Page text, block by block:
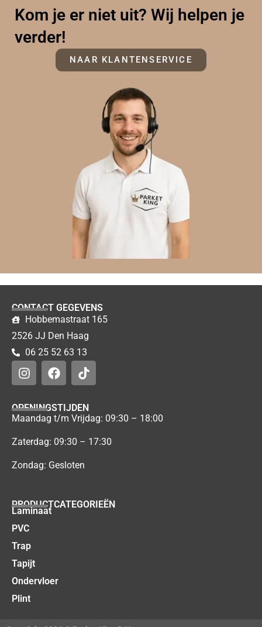
Kom je er niet uit? Wij helpen je
verder!
NAAR KLANTENSERVICE
CONTACT GEGEVENS
Hobbemastraat 165
2526 JJ Den Haag
06 25 52 63 13
OPENINGSTIJDEN
Maandag t/m Vrijdag: 09:30 – 18:00
Zaterdag: 09:30 – 17:30
Zondag: Gesloten
PRODUCTCATEGORIEËN
Laminaat
PVC
Trap
Tapijt
Ondervloer
Plint